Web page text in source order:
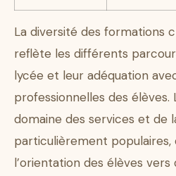
La diversité des formations
reflète les différents
lycée et leur adéquation
professionnelles des élèves.
domaine des services et de
particulièrement populaires,
l’orientation des élèves vers